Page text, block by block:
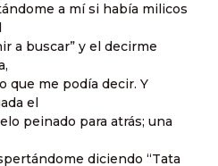
a mí si había milicos
a buscar” y el decirme
que me podía decir. Y
el
peinado para atrás; una
diciendo “Tata